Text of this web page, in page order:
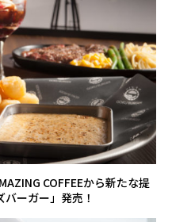
COFFEEから新たな提
ーガー」発売！